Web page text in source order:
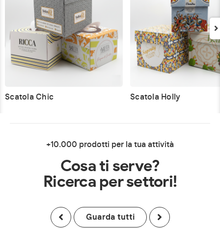
Scatola Chic Scatola Holly
+10.000 prodotti per la tua attività
Cosa ti serve?
Ricerca per settori!
Guarda tutti